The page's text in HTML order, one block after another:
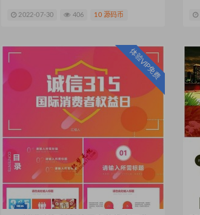
2022-07-30 406 10 源码币
体验VIP免费